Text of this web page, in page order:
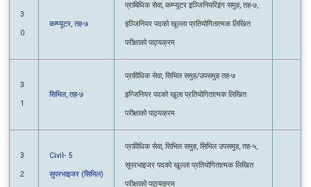
0
इञ्जिनियर पदको खूल्ला प्रतियोगितात्मक लिखित
परीक्षाको पाठ्यक्रम
1
प्राविधिक सेवा, सिभिल समुह/उपसमुह तह-७
इन्जिनियर पदको खूला प्रतियोगितात्मक लिखित
परीक्षाको पाठ्यक्रम
2
Civil- 5 प्राविधिक सेवा, सिभिल समुह, सिभिल उपसमुह, तह-५,
सूपरभाइजर पदको खूल्ला प्रतियोगितात्मक लिखित
परीक्षाको पाठ्यक्रम